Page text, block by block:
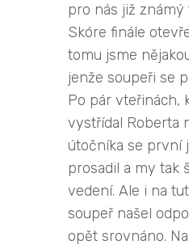
pro nás již známý
Skóre finále
tomu jsme
jenže soupeři se
Po pár vteřinách,
vystřídal Roberta
útočníka se první
prosadil a my tak
vedení. Ale i na
soupeř našel
opět srovnáno.